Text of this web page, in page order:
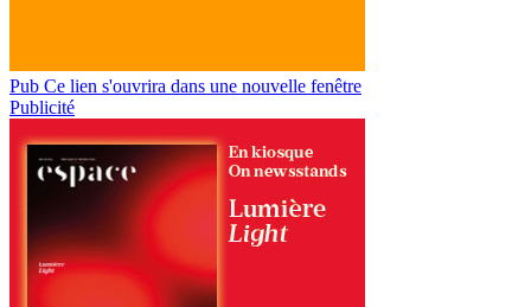
Pub Ce lien s'ouvrira dans une nouvelle fenêtre
Publicité